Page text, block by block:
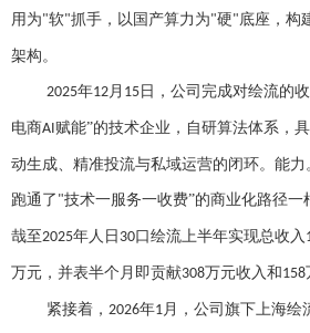
用为"软"抓手，以国产算力为"硬"底座，构
架构。
2025年12月 15 日，公司完成对绘流的
电商AI赋能”的技术企业，自研算法体系，
动生成、精准投流与私域运营的闭环。能
跑通了 "技术一服务一收费”的商业化路径
哉至2025年人日 30口绘流上半年实现总收入
万元，并表半个月即贡献308万元收入和 158
紧接着， 2026年1月，公司旗下上海绘